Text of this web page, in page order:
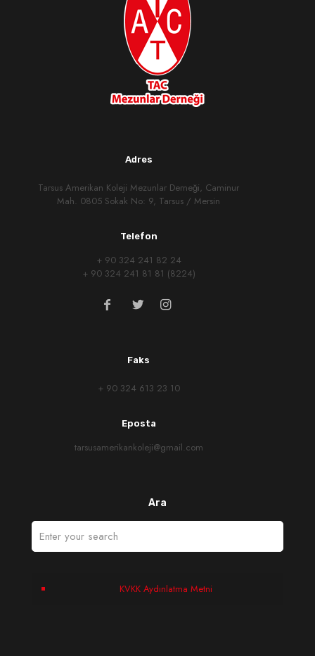
Adres
Tarsus Amerikan Koleji Mezunlar Derneği, Caminur
Mah. 0805 Sokak No: 9, Tarsus / Mersin
Telefon
+ 90 324 241 82 24
+ 90 324 241 81 81 (8224)
Faks
+ 90 324 613 23 10
Eposta
tarsusamerikankoleji@gmail.com
Ara
KVKK Aydınlatma Metni